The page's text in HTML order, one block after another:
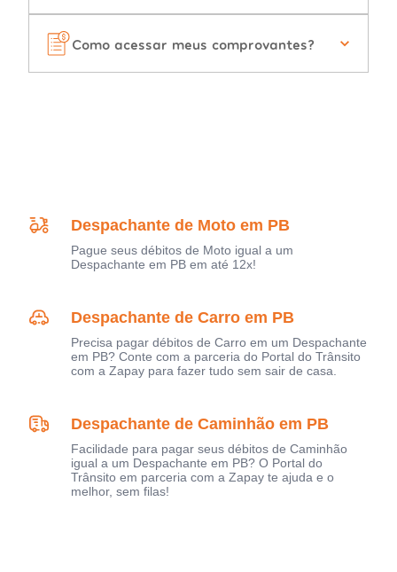
Como acessar meus comprovantes?
Despachante de Moto em PB
Pague seus débitos de Moto igual a um
Despachante em PB em até 12x!
Despachante de Carro em PB
Precisa pagar débitos de Carro em um Despachante
em PB? Conte com a parceria do Portal do Trânsito
com a Zapay para fazer tudo sem sair de casa.
Despachante de Caminhão em PB
Facilidade para pagar seus débitos de Caminhão
igual a um Despachante em PB? O Portal do
Trânsito em parceria com a Zapay te ajuda e o
melhor, sem filas!